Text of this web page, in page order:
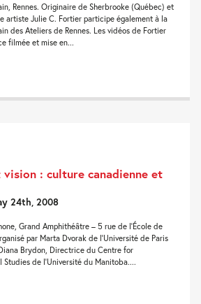
Rennes. Originaire de Sherbrooke (Québec) et
artiste Julie C. Fortier participe également à la
des Ateliers de Rennes. Les vidéos de Fortier
filmée et mise en...
: culture canadienne et
24th, 2008
Grand Amphithéâtre – 5 rue de l’École de
par Marta Dvorak de l’Université de Paris
Brydon, Directrice du Centre for
de l’Université du Manitoba....